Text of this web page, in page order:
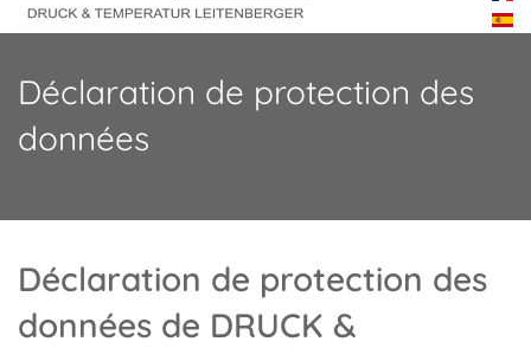
Déclaration de protection des
données
Déclaration de protection des
données de DRUCK &